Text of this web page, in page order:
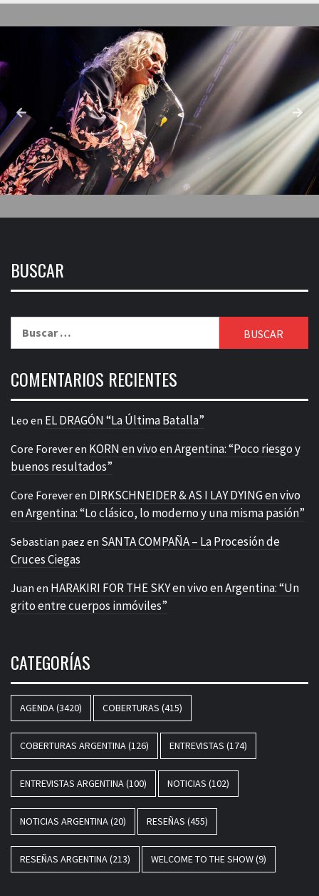
BUSCAR
COMENTARIOS RECIENTES
Leo en EL DRAGÓN “La Última Batalla”
Core Foreveren KORN en vivo en Argentina: “Poco riesgo y
buenos resultados”
Core Foreveren DIRKSCHNEIDER & AS I LAY DYING en vivo
en Argentina: “Lo clásico, lo moderno y una misma pasión”
Sebastian paez en SANTA COMPAÑA – La Procesión de
Cruces Ciegas
Juan en HARAKIRI FOR THE SKY en vivo en Argentina: “Un
grito entre cuerpos inmóviles”
CATEGORÍAS
AGENDA(3420) COBERTURAS (415)
COBERTURAS ARGENTINA(126) ENTREVISTAS (174)
ENTREVISTAS ARGENTINA(100) NOTICIAS (102)
NOTICIAS ARGENTINA(20) RESEÑAS (455)
RESEÑAS ARGENTINA(213) WELCOME TO THE SHOW(9)